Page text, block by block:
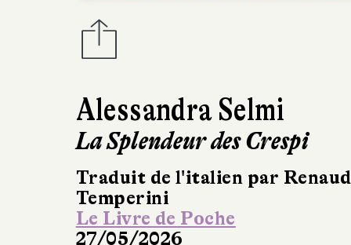
Alessandra Selmi
La Splendeur des Crespi
Traduit de l'italien par Renaud
Temperini
Le Livre de Poche
27/05/2026